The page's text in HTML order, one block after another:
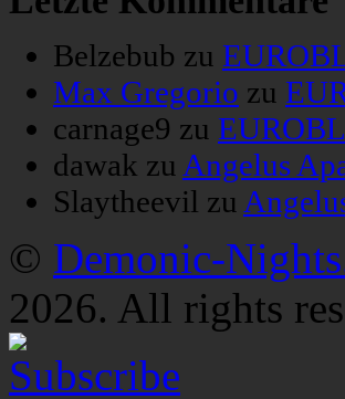
Belzebub zu
Max Gregorio zu
carnage9 zu
dawak zu Angelus
Slaytheevil zu
© Demonic-
2026. All rights